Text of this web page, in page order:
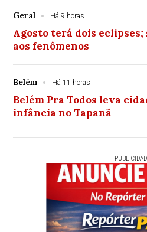
Geral Há 9 horas
Agosto terá dois
aos fenômenos
Belém Há 11 horas
Belém Pra Todos leva
infância no Tapanã